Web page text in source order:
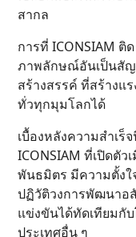
สากล
การที่ ICONSIAM ติ
ภาพลักษณ์อันเป็นสั
สร้างสรรค์ ที่สร้างแ
ทั่วทุกมุมโลกได้
เบื้องหลังความสำเ
ICONSIAM ที่เปิดตัว
พันธมิตร มีความตั้งใ
ปฏิวัติวงการพัฒนาอ
แข่งขันได้ทัดเทียมกั
ประเทศอื่น ๆ